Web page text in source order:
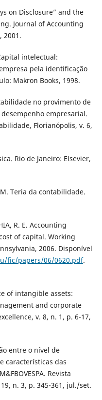
on Disclosure” and the
Journal of Accounting
2001.
intelectual:
pela identificação
Makron Books, 1998.
no provimento de
empresarial.
Florianópolis, v. 6,
Rio de Janeiro: Elsevier,
M. Teria da contabilidade.
R. E. Accounting
of capital. Working
2006. Disponível
fic/papers/06/0620.pdf.
of intangible assets:
and corporate
v. 8, n. 1, p. 6-17,
entre o nível de
características das
Revista
n. 3, p. 345-361, jul./set.